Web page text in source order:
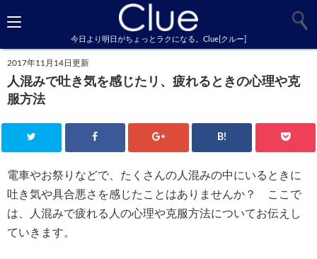
今日より明日がちょっとラクになる。Clue[クルー]
2017年11月14日更新
人混みで吐き気を感じたリ、疲れるときの心理や克
服方法
B!
電車やお祭りなどで、たくさんの人混みの中にいるときに
吐き気や具合悪さを感じたことはありませんか？ ここで
は、人混みで疲れる人の心理や克服方法についてお伝えし
ていきます。